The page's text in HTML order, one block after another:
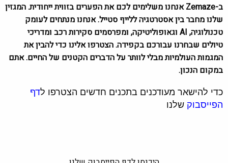
ב-Zemaze אנחנו משלימים לכם את הפערים בזווית ייחודית. המגזין
שלנו מחבר בין אסטרטגיה ללייף סטייל. אנחנו מנתחים לעומק
טכנולוגיה, AI וגאופוליטיקה, ומפרסמים סקירות רכב ומדריכי
טיולים שבחרנו עבורכם בקפידה. הצטרפו אלינו כדי להבין את
המגמות העולמיות מבלי לוותר על הדברים הקטנים של החיים. אתם
במקום הנכון.
כדי להישאר מעודכנים בתכנים חדשים הצטרפו ל דף
הפייסבוקשלנו